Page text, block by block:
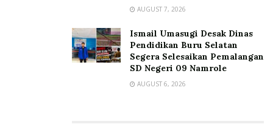
AUGUST 7, 2026
Ismail Umasugi Desak Dinas
Pendidikan Buru Selatan
Segera Selesaikan Pemalangan
SD Negeri 09 Namrole
AUGUST 6, 2026